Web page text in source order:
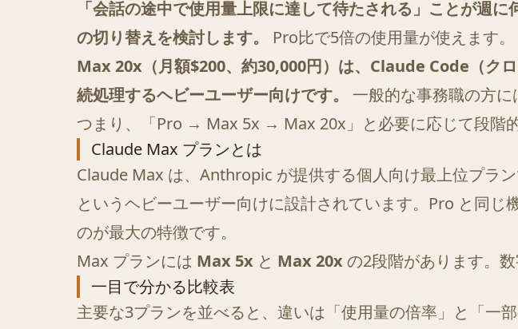
「会話の途中で使用量上限に達して待たされる」ことが週
の切り替えを検討します。
Pro比で5倍の使用量が使えます。
Max 20x（月額$200、約30,000円）は、Claude Code（ク
続処理するヘビーユーザー向けです。
一般的な事務職の方に
つまり、「Pro → Max 5x → Max 20x」と必要に応じて段階
Claude Max プランとは
Claude Max は、Anthropic が提供する個人向け最上位プラ
というヘビーユーザー向けに設計されています。Pro と同
のが最大の特徴です。
Max プランには Max 5x と Max 20xの2段階があります。
一目で分かる比較表
主要な3プランを並べると、違いは「使用量の倍率」と「一